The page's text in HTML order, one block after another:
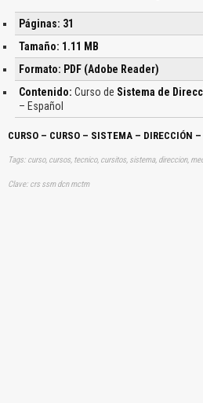
Páginas: 31
Tamaño: 1.11 MB
Formato: PDF (Adobe Reader)
Contenido: Curso de Sistema de
– Español
CURSO – CURSO – SISTEMA – DIRECCIÓN
Tags: curso, cursos, tecnico, cursitos, sistema, direccion,
Clave: crs ssm dcn mctm